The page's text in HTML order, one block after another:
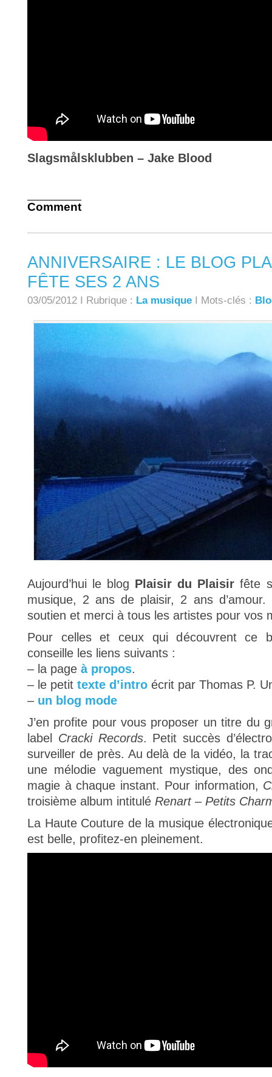
Slagsmålsklubben – Jake Blood
Comment
ANNIVERSAIRE : LE BLOG
FÊTE SES 2 ANS
03/05/2012 I Rubrique : La musique I Mots-clés :
Aujourd’hui le blog Plaisir du Plaisir fête
musique, 2 ans de plaisir, 2 ans
soutien et merci à tous les artistes pour vos
Pour celles et ceux qui découvrent ce
conseille les liens suivants :
– la page à propos.
– le petit texte d’intro écrit par Thomas P.
– un blog mode
J’en profite pour vous proposer un titre du
label Cracki Records. Petit succès
surveiller de près. Au delà de la vidéo, la
une mélodie vaguement mystique, des
magie à chaque instant. Pour information,
troisième album intitulé Renart – Petits
La Haute Couture de la musique
est belle, profitez-en pleinement.